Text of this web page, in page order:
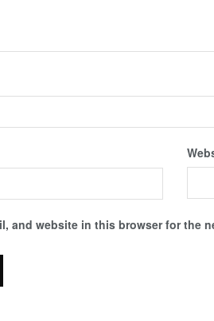
and website in this browser for the